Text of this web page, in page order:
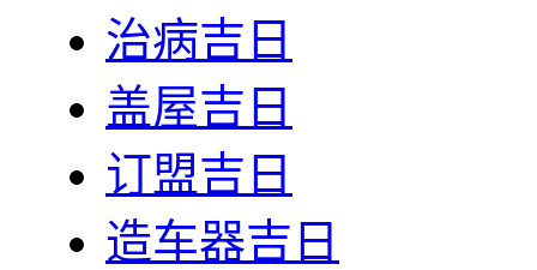
治病吉日
盖屋吉日
订盟吉日
造车器吉日